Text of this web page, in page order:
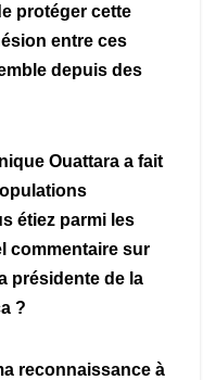
protéger cette
entre ces
depuis des
Ouattara a fait
étiez parmi les
commentaire sur
présidente de la
?
reconnaissance à